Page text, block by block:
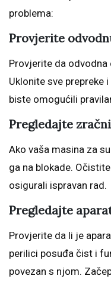
problema:
Provjerite
Provjerite da odvodna
Uklonite sve prepreke
biste omogućili
Pregledajte
Ako vaša masina za
ga na blokade.
osigurali ispravan rad.
Pregledajte
Provjerite da li je
perilici posuđa čist i
povezan s njom.